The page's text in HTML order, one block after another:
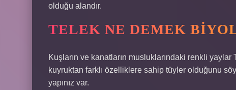
olduğu alandır.
TELEK NE DEMEK
Kuşların ve kanatların musluklarındaki renkli
kuyruktan farklı özelliklere sahip tüyler olduğunu
yapınız var.